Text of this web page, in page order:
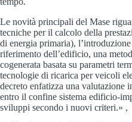
Le novità principali del Mase
tecniche per il calcolo della
di energia primaria),
riferimento dell’edificio, una
cogenerata basata su parametri
tecnologie di ricarica per veicoli
decreto enfatizza una valutazione
entro il confine sistema edificio-
sviluppi secondo i nuovi criteri.» ,